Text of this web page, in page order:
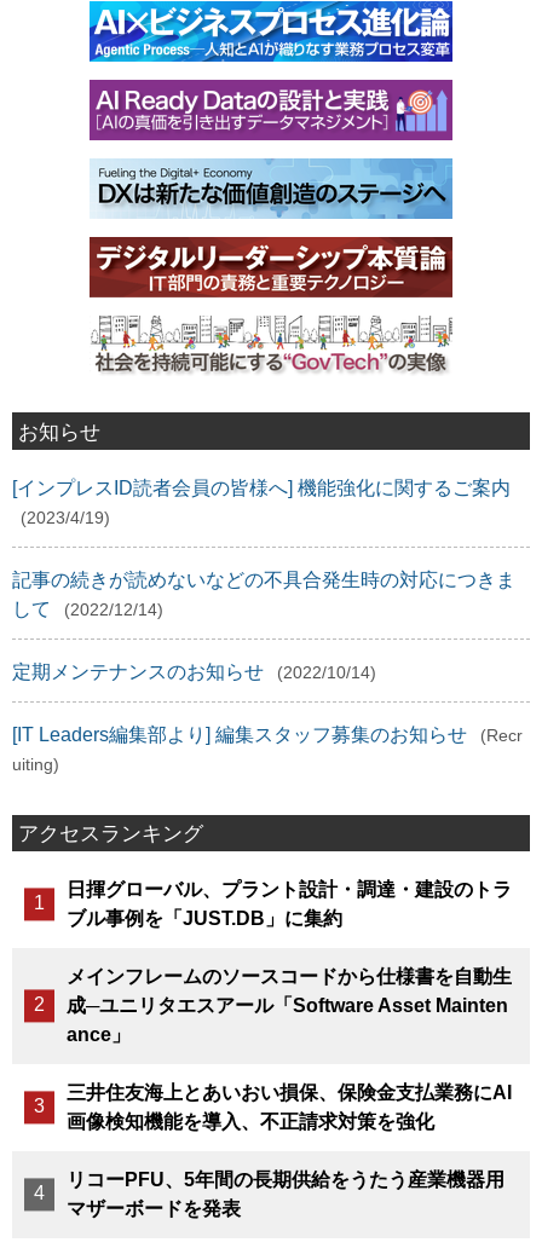
お知らせ
[インプレスID読者会員の皆様へ] 機能強化に関するご案内
(2023/4/19)
記事の続きが読めないなどの不具合発生時の対応につきま
して
(2022/12/14)
定期メンテナンスのお知らせ (2022/10/14)
[IT Leaders編集部より] 編集スタッフ募集のお知らせ
(Recr
uiting)
アクセスランキング
日揮グローバル、プラント設計・調達・建設のトラ
ブル事例を「JUST.DB」に集約
メインフレームのソースコードから仕様書を自動生
成─ユニリタエスアール「Software Asset Mainten
ance」
三井住友海上とあいおい損保、保険金支払業務にAI
画像検知機能を導入、不正請求対策を強化
リコーPFU、5年間の長期供給をうたう産業機器用
マザーボードを発表